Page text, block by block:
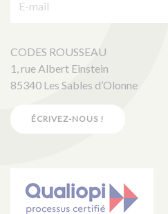
CODES ROUSSEAU
1, rue Albert Einstein
85340 Les Sables d’Olonne
ÉCRIVEZ-NOUS !